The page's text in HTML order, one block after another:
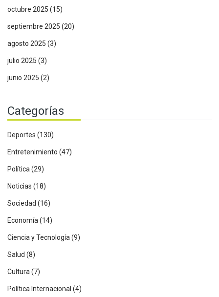
octubre 2025 (15)
septiembre 2025 (20)
agosto 2025 (3)
julio 2025 (3)
junio 2025 (2)
Categorías
Deportes (130)
Entretenimiento (47)
Política (29)
Noticias (18)
Sociedad (16)
Economía (14)
Ciencia y Tecnología (9)
Salud (8)
Cultura (7)
Política Internacional (4)